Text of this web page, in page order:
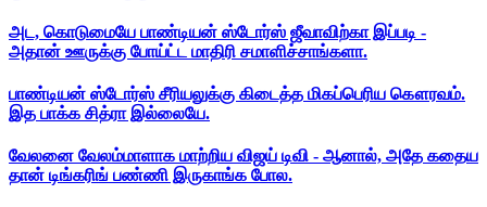
அட, கொடுமையே பாண்டியன் ஸ்டோர்ஸ் ஜீவாவிற்கா இப்படி -
அதான் ஊருக்கு போய்ட்ட மாதிரி சமாளிச்சாங்களா.
பாண்டியன் ஸ்டோர்ஸ் சீரியலுக்கு கிடைத்த மிகப்பெரிய கௌரவம்.
இத பாக்க சித்ரா இல்லையே.
வேலனை வேலம்மாளாக மாற்றிய விஜய் டிவி - ஆனால், அதே கதைய
தான் டிங்கரிங் பண்ணி இருகாங்க போல.